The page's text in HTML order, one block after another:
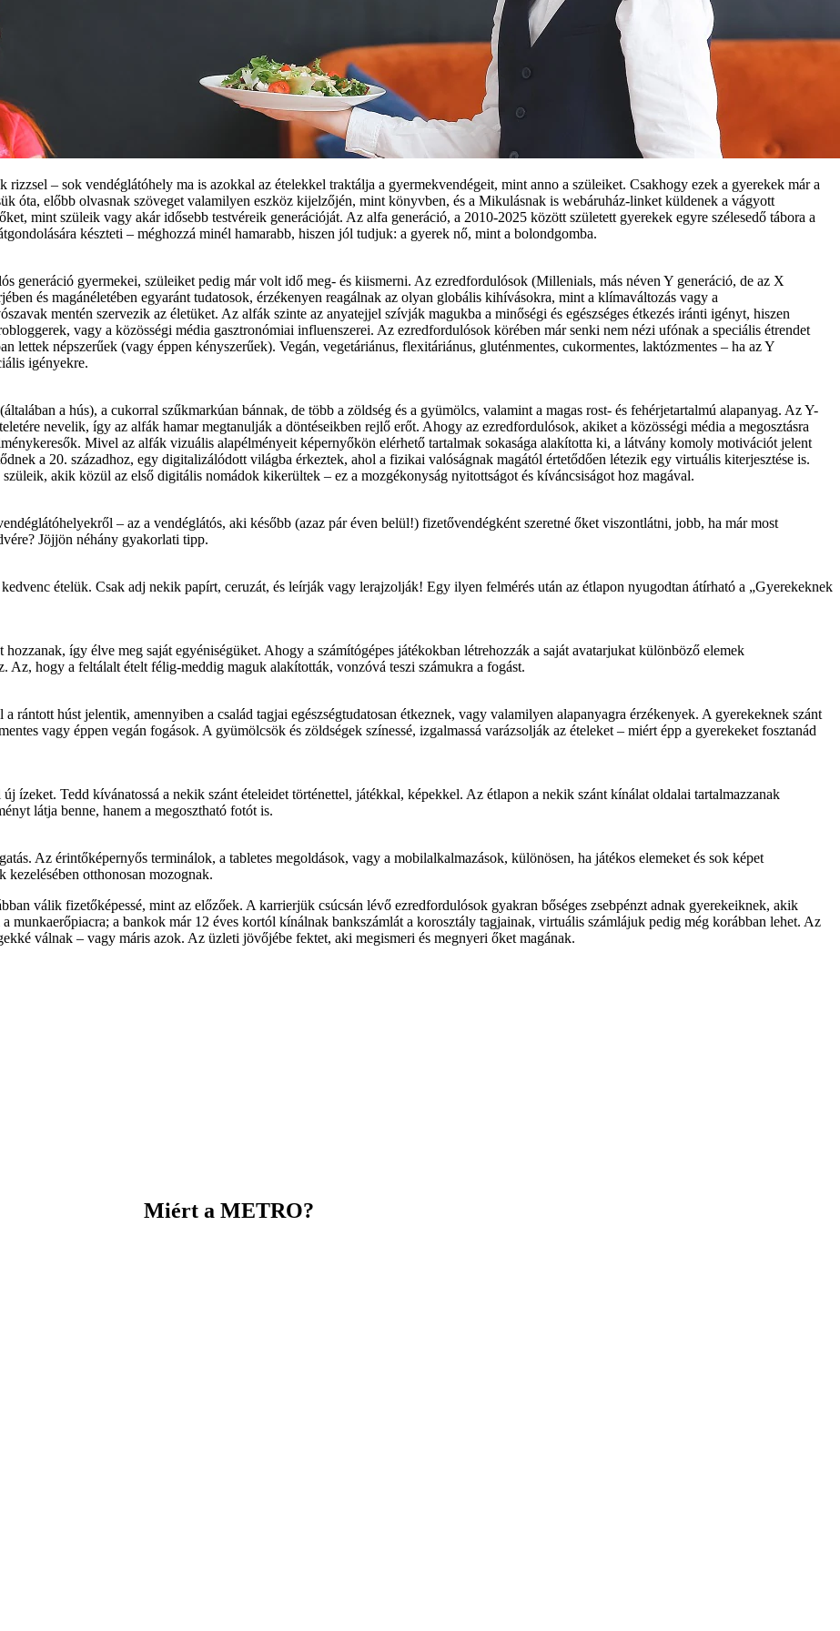
rizzsel – sok vendéglátóhely ma is azokkal az ételekkel traktálja a gyermekvendégeit, mint anno a szüleiket. Csakhogy ezek a gyerekek már a
óta, előbb olvasnak szöveget valamilyen eszköz kijelzőjén, mint könyvben, és a Mikulásnak is webáruház-linket küldenek a vágyott
mint szüleik vagy akár idősebb testvéreik generációját. Az alfa generáció, a 2010-2025 között született gyerekek egyre szélesedő tábora a
készteti – méghozzá minél hamarabb, hiszen jól tudjuk: a gyerek nő, mint a bolondgomba.
generáció gyermekei, szüleiket pedig már volt idő meg- és kiismerni. Az ezredfordulósok (Millenials, más néven Y generáció, de az X
és magánéletében egyaránt tudatosok, érzékenyen reagálnak az olyan globális kihívásokra, mint a klímaváltozás vagy a
mentén szervezik az életüket. Az alfák szinte az anyatejjel szívják magukba a minőségi és egészséges étkezés iránti igényt, hiszen
vagy a közösségi média gasztronómiai influenszerei. Az ezredfordulósok körében már senki nem nézi ufónak a speciális étrendet
lettek népszerűek (vagy éppen kényszerűek). Vegán, vegetáriánus, flexitáriánus, gluténmentes, cukormentes, laktózmentes – ha az Y
igényekre.
a hús), a cukorral szűkmarkúan bánnak, de több a zöldség és a gyümölcs, valamint a magas rost- és fehérjetartalmú alapanyag. Az Y-
nevelik, így az alfák hamar megtanulják a döntéseikben rejlő erőt. Ahogy az ezredfordulósok, akiket a közösségi média a megosztásra
Mivel az alfák vizuális alapélményeit képernyőkön elérhető tartalmak sokasága alakította ki, a látvány komoly motivációt jelent
a 20. századhoz, egy digitalizálódott világba érkeztek, ahol a fizikai valóságnak magától értetődően létezik egy virtuális kiterjesztése is.
akik közül az első digitális nomádok kikerültek – ez a mozgékonyság nyitottságot és kíváncsiságot hoz magával.
– az a vendéglátós, aki később (azaz pár éven belül!) fizetővendégként szeretné őket viszontlátni, jobb, ha már most
Jöjjön néhány gyakorlati tipp.
ételük. Csak adj nekik papírt, ceruzát, és leírják vagy lerajzolják! Egy ilyen felmérés után az étlapon nyugodtan átírható a „Gyerekeknek
így élve meg saját egyéniségüket. Ahogy a számítógépes játékokban létrehozzák a saját avatarjukat különböző elemek
Az, hogy a feltálalt ételt félig-meddig maguk alakították, vonzóvá teszi számukra a fogást.
rántott húst jelentik, amennyiben a család tagjai egészségtudatosan étkeznek, vagy valamilyen alapanyagra érzékenyek. A gyerekeknek szánt
vagy éppen vegán fogások. A gyümölcsök és zöldségek színessé, izgalmassá varázsolják az ételeket – miért épp a gyerekeket fosztanád
ízeket. Tedd kívánatossá a nekik szánt ételeidet történettel, játékkal, képekkel. Az étlapon a nekik szánt kínálat oldalai tartalmazzanak
látja benne, hanem a megosztható fotót is.
Az érintőképernyős terminálok, a tabletes megoldások, vagy a mobilalkalmazások, különösen, ha játékos elemeket és sok képet
kezelésében otthonosan mozognak.
válik fizetőképessé, mint az előzőek. A karrierjük csúcsán lévő ezredfordulósok gyakran bőséges zsebpénzt adnak gyerekeiknek, akik
munkaerőpiacra; a bankok már 12 éves kortól kínálnak bankszámlát a korosztály tagjainak, virtuális számlájuk pedig még korábban lehet. Az
válnak – vagy máris azok. Az üzleti jövőjébe fektet, aki megismeri és megnyeri őket magának.
Miért a METRO?